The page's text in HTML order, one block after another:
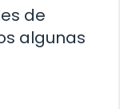
de
algunas